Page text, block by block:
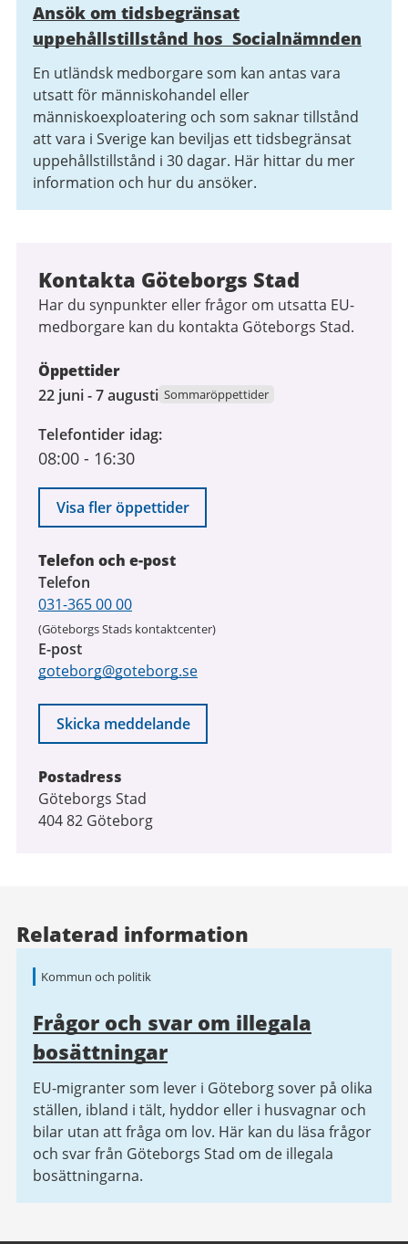
Ansök om tidsbegränsat
uppehållstillstånd hos Socialnämnden
En utländsk medborgare som kan antas vara
utsatt för människohandel eller
människoexploatering och som saknar tillstånd
att vara i Sverige kan beviljas ett tidsbegränsat
uppehållstillstånd i 30 dagar. Här hittar du mer
information och hur du ansöker.
Kontakta Göteborgs Stad
Har du synpunkter eller frågor om utsatta EU-
medborgare kan du kontakta Göteborgs Stad.
Öppettider
22
2026
till
augusti
2026
22 juni - 7 augusti Sommaröppettider
Telefontider idag
08:00 - 16:30
Visa fler öppettider
Telefon och e-post
Telefon
031-365 00 00
(Göteborgs Stads kontaktcenter)
E-post
goteborg@goteborg.se
Skicka meddelande
Postadress
Göteborgs Stad
404 82 Göteborg
Relaterad information
Kommun och politik
Frågor och svar om illegala
bosättningar
EU-migranter som lever i Göteborg sover på olika
ställen, ibland i tält, hyddor eller i husvagnar och
bilar utan att fråga om lov. Här kan du läsa frågor
och svar från Göteborgs Stad om de illegala
bosättningarna.